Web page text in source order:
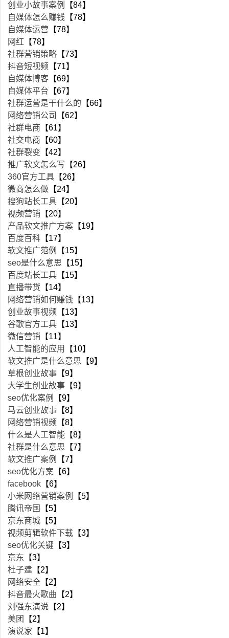
创业小故事案例
【84】
自媒体怎么赚钱 【78】
自媒体运营 【78】
网红 【78】
社群营销策略 【73】
抖音短视频 【71】
自媒体博客 【69】
自媒体平台 【67】
社群运营是干什么的 【66】
网络营销公司
【62】
社群电商 【61】
社交电商 【60】
社群裂变 【42】
推广软文怎么写 【26】
360官方工具 【26】
微商怎么做 【24】
搜狗站长工具 【20】
视频营销 【20】
产品软文推广方案 【19】
百度百科 【17】
软文推广范例
【15】
seo是什么意思 【15】
百度站长工具 【15】
直播带货 【14】
网络营销如何赚钱 【13】
创业故事视频 【13】
谷歌官方工具 【13】
微信营销 【11】
人工智能的应用
【10】
软文推广是什么意思 【9】
草根创业故事 【9】
大学生创业故事 【9】
seo优化案例
【9】
马云创业故事 【8】
网络营销视频 【8】
什么是人工智能 【8】
社群是什么意思 【7】
软文推广案例
【7】
seo优化方案 【6】
facebook 【6】
小米网络营销案例
【5】
腾讯帝国
【5】
京东商城 【5】
视频剪辑软件下载 【3】
seo优化关键 【3】
京东 【3】
杜子建 【2】
网络安全 【2】
抖音最火歌曲 【2】
刘强东演说 【2】
美团
【2】
演说家 【1】